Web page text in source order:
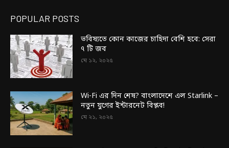
POPULAR POSTS
ভবিষ্যতে কোন কাজের চাহিদা বেশি হবে: সেরা
৭ টি জব
মে ১২, ২০২৫
Wi-Fi এর দিন শেষ? বাংলাদেশে এল Starlink –
নতুন যুগের ইন্টারনেট বিপ্লব!
মে ২১, ২০২৫